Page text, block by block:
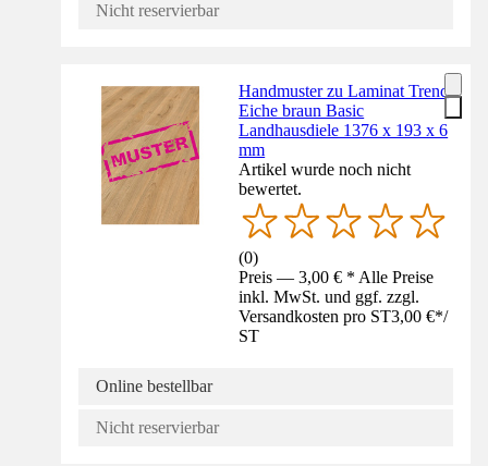
Nicht reservierbar
Handmuster zu Laminat Trend
Eiche braun Basic
Landhausdiele 1376 x 193 x 6
mm
Artikel wurde noch nicht
bewertet.
(0)
Preis — 3,00 € * Alle Preise
inkl. MwSt. und ggf. zzgl.
Versandkosten pro ST3,00 €*/
ST
Online bestellbar
Nicht reservierbar